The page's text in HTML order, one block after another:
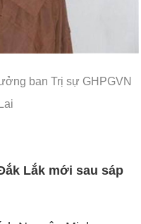
ban Trị sự GHPGVN
Lắk mới sau sáp